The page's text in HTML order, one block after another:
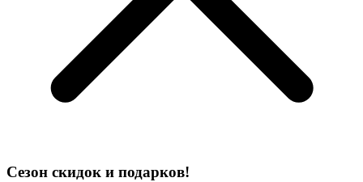
Сезон скидок и подарков!